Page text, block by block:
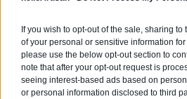
If you wish to opt-out of the sale, sharing
of your personal or sensitive information
please use the below opt-out section to
note that after your opt-out request is
seeing interest-based ads based on
or personal information disclosed to third
Labels et certifications : RGE
NEW BUILDING